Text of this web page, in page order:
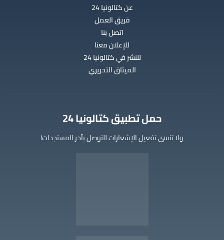
عن كتالونيا 24
فريق العمل
اتصل بنا
للإعلان معنا
للنشر في كتالونيا 24
الميثاق التحريري
‫حمل تطبيق كتالونيا 24
ولا تنسى تفعيل الإشعارات للتوصل بآخر المستجدات!